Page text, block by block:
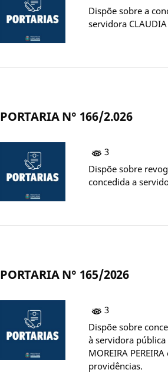
Dispõe sobre a
servidora CLAUDIA
PORTARIA N° 166/2.026
3
Dispõe sobre
concedida a
PORTARIA N° 165/2026
3
Dispõe sobre
à servidora pública
MOREIRA
providências.